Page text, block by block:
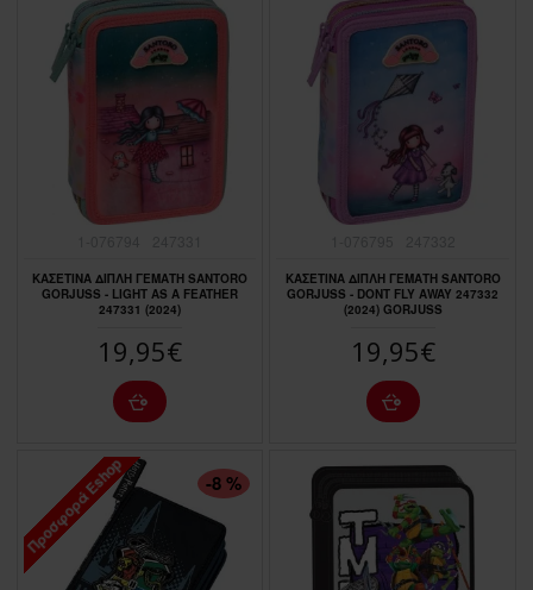
ΚΑΣΕΤΙΝΑ ΔΙΠΛΗ ΓΕΜΑΤΗ SANTORO
GORJUSS - LIGHT AS A FEATHER
247331 (2024)
19,95€
ΚΑΣΕΤΙΝΑ ΔΙΠΛΗ ΓΕΜΑΤΗ SANTORO
GORJUSS - DONT FLY AWAY 247332
(2024) GORJUSS
19,95€
ΠΤΏΣΗ ΤΙΜΉΣ
Προσφορά Eshop -8 %